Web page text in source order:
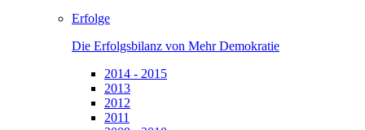
Erfolge
Die Erfolgsbilanz von Mehr Demokratie
2014 - 2015
2013
2012
2011